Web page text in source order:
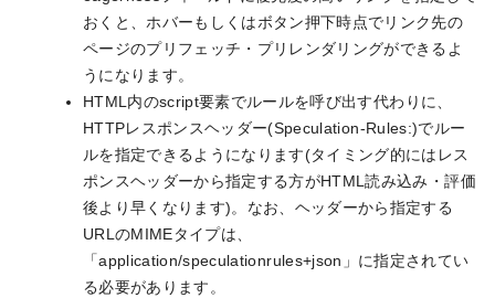
おくと、ホバーもしくはボタン押下時点でリンク先の
ページのプリフェッチ・プリレンダリングができるよ
うになります。
HTML内のscript要素でルールを呼び出す代わりに、
HTTPレスポンスヘッダー(Speculation-Rules:)でルー
ルを指定できるようになります(タイミング的にはレス
ポンスヘッダーから指定する方がHTML読み込み・評価
後より早くなります)。なお、ヘッダーから指定する
URLのMIMEタイプは、
「application/speculationrules+json」に指定されてい
る必要があります。